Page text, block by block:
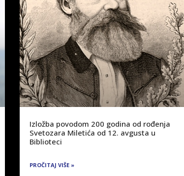
Izložba povodom 200 godina od rođenja
Svetozara Miletića od 12. avgusta u
Biblioteci
PROČITAJ VIŠE »